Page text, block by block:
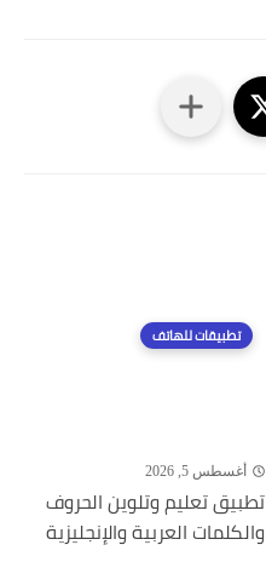
تطبيقات للهاتف
أغسطس 5, 2026
تطبيق تعليم وتلوين الحروف
والكلمات العربية والإنجليزية